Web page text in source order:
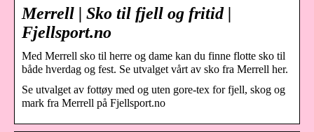
Merrell | Sko til fjell og fritid |
Fjellsport.no
Med Merrell sko til herre og dame kan du finne flotte sko til
både hverdag og fest. Se utvalget vårt av sko fra Merrell her.
Se utvalget av fottøy med og uten gore-tex for fjell, skog og
mark fra Merrell på Fjellsport.no